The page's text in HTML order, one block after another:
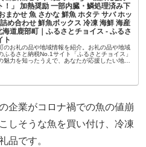
！」 加熱奨励 一部内臓・鱗処理済み下
まかせ 魚 さかな 鮮魚 ホタテ サバ ホッ
め合わせ 鮮魚ボックス 冷凍 海鮮 海産
海道鹿部町｜ふるさとチョイス - ふるさ
ト
のお礼の品や地域情報を紹介。お礼の品や地域
ふるさと納税No.1サイト「ふるさとチョイス」
魅力を知ったうえで、あなたが応援したい地域
企業がコロナ禍での魚の値崩
しそうな魚を買い付け、冷凍
品です。